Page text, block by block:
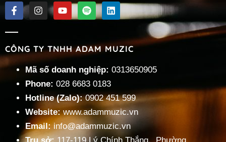
CÔNG TY TNHH ADAM MUZIC
Mã số doanh nghiệp: 0313650905
Phone: 028 6683 0183
Hotline (Zalo):0902 451 599
Website:www.adammuzic.vn
Email:info@adammuzic.vn